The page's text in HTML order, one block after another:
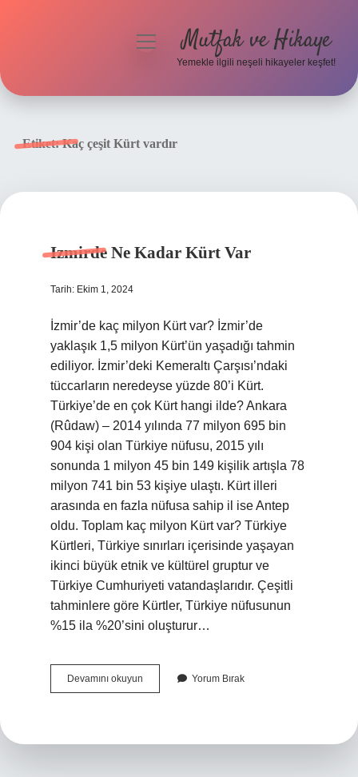
menüyüMutfak ve Hikaye
Yemekle ilgili neşeli hikayeler keşfet!
Etiket:Kaç çeşit Kürt vardır
Izmirde Ne Kadar Kürt Var
Tarih: Ekim 1, 2024
İzmir’de kaç milyon Kürt var? İzmir’de
yaklaşık 1,5 milyon Kürt’ün yaşadığı tahmin
ediliyor. İzmir’deki Kemeraltı Çarşısı’ndaki
tüccarların neredeyse yüzde 80’i Kürt.
Türkiye’de en çok Kürt hangi ilde? Ankara
(Rûdaw) – 2014 yılında 77 milyon 695 bin
904 kişi olan Türkiye nüfusu, 2015 yılı
sonunda 1 milyon 45 bin 149 kişilik artışla 78
milyon 741 bin 53 kişiye ulaştı. Kürt illeri
arasında en fazla nüfusa sahip il ise Antep
oldu. Toplam kaç milyon Kürt var? Türkiye
Kürtleri, Türkiye sınırları içerisinde yaşayan
ikinci büyük etnik ve kültürel gruptur ve
Türkiye Cumhuriyeti vatandaşlarıdır. Çeşitli
tahminlere göre Kürtler, Türkiye nüfusunun
%15 ila %20’sini oluşturur…
Devamını okuyun
Ne
Yorum Bırak